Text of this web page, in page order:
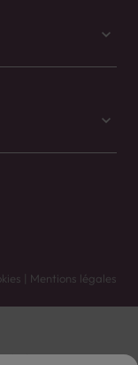
| Mentions légales
de renseignements.